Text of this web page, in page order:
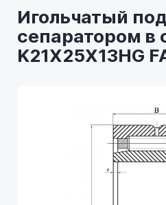
Игольчатый
сепаратором в
K21X25X13HG